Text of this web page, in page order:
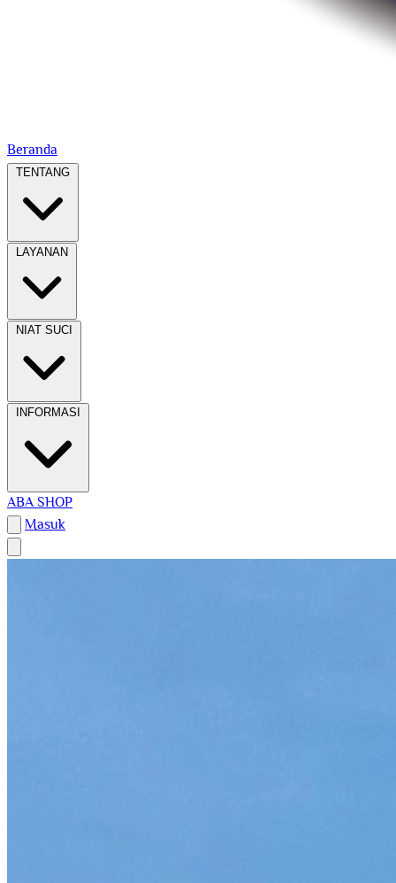
Beranda
TENTANG
LAYANAN
NIAT SUCI
INFORMASI
ABA SHOP
Masuk